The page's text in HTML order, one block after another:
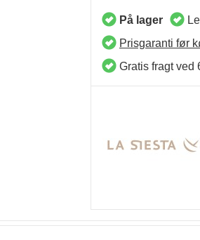
På lager
Prisgaranti før
Gratis fragt ved